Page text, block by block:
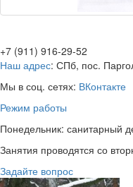
+7 (911) 916-29-52
Наш адрес: СПб, пос.
Мы в соц. сетях: ВКонтакте
Режим работы
Понедельник: санитарный
Занятия проводятся со
Задайте вопрос